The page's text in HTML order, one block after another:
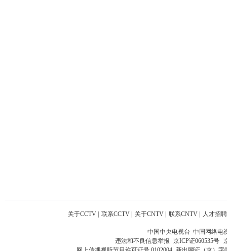
关于CCTV 联系CCTV 关于CNTV 联系CNTV 人才招聘
中国中央电视台 中国网络电
违法和不良信息举报 京ICP证060535号